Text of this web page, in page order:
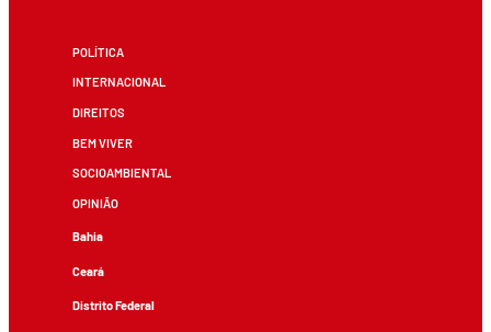
POLÍTICA
INTERNACIONAL
DIREITOS
BEM VIVER
SOCIOAMBIENTAL
OPINIÃO
Bahia
Ceará
Distrito Federal